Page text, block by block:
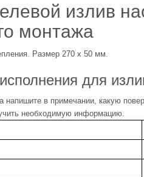
излив
монтажа
Размер 270 x 50 мм.
для
напишите в примечании, какую
необходимую информацию.